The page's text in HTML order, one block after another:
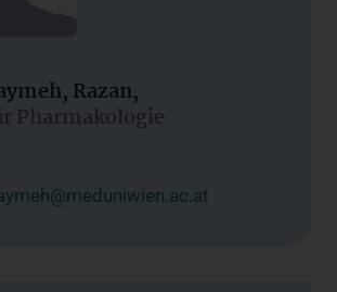
Razan,
Pharmakologie